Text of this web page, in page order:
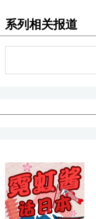
系列相关报道